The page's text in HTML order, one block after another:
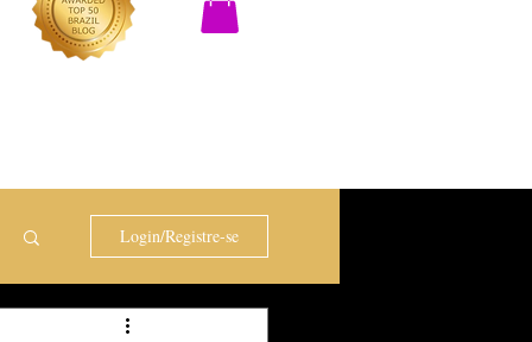
Login/Registre-se